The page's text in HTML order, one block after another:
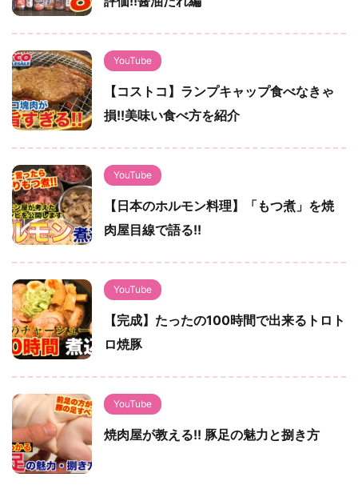
YouTube
【コストコ】ランプキャップ食べなきゃ
損!!美味い食べ方を紹介
YouTube
【日本のホルモン料理】「もつ煮」を焼
肉屋目線で語る!!
YouTube
【完成】たったの100時間で出来るトロト
ロ焼豚
YouTube
焼肉屋が教える!! 豚足の魅力と捌き方